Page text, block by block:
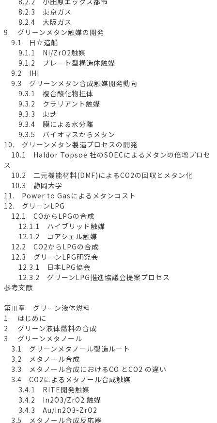
8.2.3 東京ガス
8.2.4 大阪ガス
9. グリーンメタン触媒の開発
9.1 日立造船
9.1.1 Ni/ZrO2触媒
9.1.2 プレート型構造体触媒
9.2 IHI
9.3 グリーンメタン合成触媒開発動向
9.3.1 複合酸化物担体
9.3.2 クラリアント触媒
9.3.3 東芝
9.3.4 膜による水分離
9.3.5 バイオマスからメタン
10. グリーンメタン製造プロセスの開発
10.1 Haldor Topsoe 社のSOECによるメタンの倍増プロセ
ス
10.2 二元機能材料(DMF)によるCO2の回収とメタン化
10.3 静岡大学
11. Power to Gasによるメタンコスト
12. グリーンLPG
12.1 COからLPGの合成
12.1.1 ハイブリッド触媒
12.1.2 コアシェル触媒
12.2 CO2からLPGの合成
12.3 グリーンLPG研究会
12.3.1 日本LPG協会
12.3.2 グリーンLPG推進協議会提案プロセス
参考文献
第Ⅲ章 グリーン液体燃料
1. はじめに
2. グリーン液体燃料の合成
3. グリーンメタノール
3.1 グリーンメタノール製造ルート
3.2 メタノール合成
3.3 メタノール合成におけるCO とCO2 の違い
3.4 CO2によるメタノール合成触媒
3.4.1 RITE開発触媒
3.4.2 In2O3/ZrO2 触媒
3.4.3 Au/In2O3-ZrO2
3.5 メタノール合成反応器